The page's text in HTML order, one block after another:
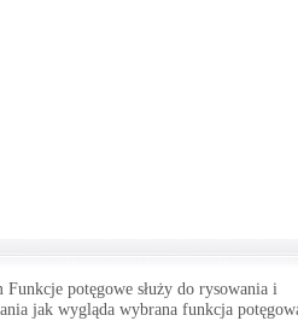
Funkcje potęgowe służy do rysowania i
jak wygląda wybrana funkcja